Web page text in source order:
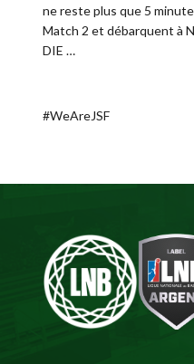
ne reste plus que 5
Match 2 et débarquent à
DIE …
#WeAreJSF